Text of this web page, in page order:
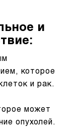
и
которое
и рак.
может
опухолей.